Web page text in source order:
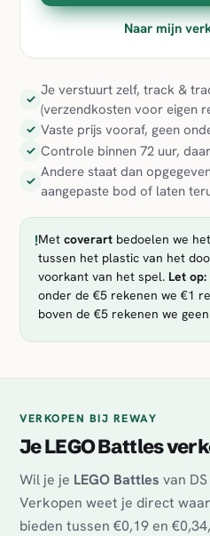
Naar mijn
✓
Je verstuurt zelf, track &
(verzendkosten voor eigen
✓ Vaste prijs vooraf, geen
✓ Controle binnen 72 uur,
✓
Andere staat dan
aangepaste bod of laten
!Met coverart bedoelen we
tussen het plastic van het
voorkant van het spel. Let op:
onder de €5 rekenen we €1
boven de €5 rekenen we
VERKOPEN BIJ REWAY
Je LEGO Battles
Wil je je LEGO Battles van
Verkopen weet je direct
bieden tussen €0,19 en